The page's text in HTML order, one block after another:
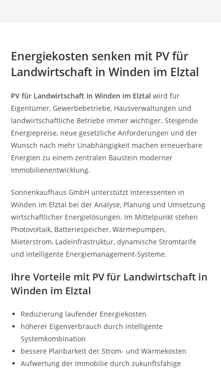
Energiekosten senken mit PV für
Landwirtschaft in Winden im Elztal
PV für Landwirtschaft in Winden im Elztal wird für
Eigentümer, Gewerbebetriebe, Hausverwaltungen und
landwirtschaftliche Betriebe immer wichtiger. Steigende
Energiepreise, neue gesetzliche Anforderungen und der
Wunsch nach mehr Unabhängigkeit machen erneuerbare
Energien zu einem zentralen Baustein moderner
Immobilienentwicklung.
Sonnenkaufhaus GmbH unterstützt Interessenten in
Winden im Elztal bei der Analyse, Planung und Umsetzung
wirtschaftlicher Energielösungen. Im Mittelpunkt stehen
Photovoltaik, Batteriespeicher, Wärmepumpen,
Mieterstrom, Ladeinfrastruktur, dynamische Stromtarife
und intelligente Energiemanagement-Systeme.
Ihre Vorteile mit PV für Landwirtschaft in
Winden im Elztal
Reduzierung laufender Energiekosten
höherer Eigenverbrauch durch intelligente
Systemkombination
bessere Planbarkeit der Strom- und Wärmekosten
Aufwertung der Immobilie durch zukunftsfähige